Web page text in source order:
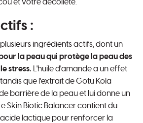
et votre décolleté.
:
ingrédients actifs, dont un
la peau qui protège la peau des
stress. L'huile d'amande a un effet
que l'extrait de Gotu Kola
barrière de la peau et lui donne un
Skin Biotic Balancer contient du
lactique pour renforcer la